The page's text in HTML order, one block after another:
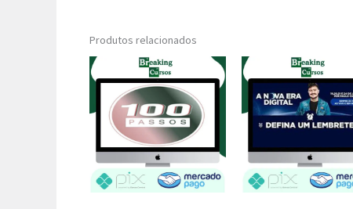
Produtos relacionados